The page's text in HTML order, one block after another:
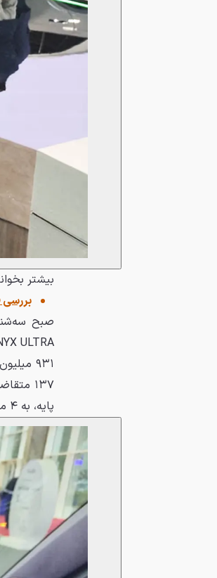
بیشتر
صبح سه‌شنبه،
۹۳۱
پایه، به ۴ میلیارد و ۵۱۷ میلیون تومان برسد. موعد تحویل خودروها ۱۳ دی ۱۴۰۴ اعلام شده است.